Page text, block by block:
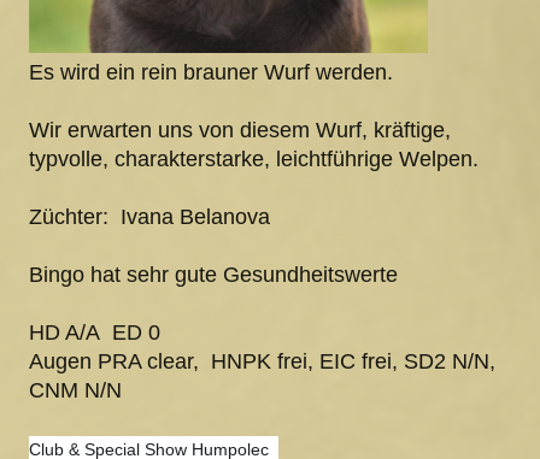
Es wird ein rein brauner Wurf werden.
Wir erwarten uns von diesem Wurf, kräftige,
typvolle, charakterstarke, leichtführige Welpen.
Züchter: Ivana Belanova
Bingo hat sehr gute Gesundheitswerte
HD A/A ED 0
Augen PRA clear, HNPK frei, EIC frei, SD2 N/N,
CNM N/N
Club & Special Show Humpolec